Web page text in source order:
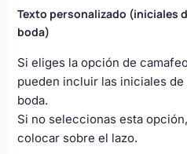
y pala tarta
damas de honor
bebé boda
Texto personalizado (iniciales
boda)
Si eliges la opción de
pueden incluir las iniciales
boda.
Si no seleccionas esta
colocar sobre el lazo.